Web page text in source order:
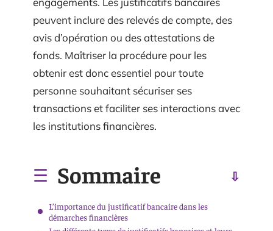
peuvent inclure des relevés de compte, des
avis d’opération ou des attestations de
fonds. Maîtriser la procédure pour les
obtenir est donc essentiel pour toute
personne souhaitant sécuriser ses
transactions et faciliter ses interactions avec
les institutions financières.
Sommaire
L’importance du justificatif bancaire dans les
démarches financières